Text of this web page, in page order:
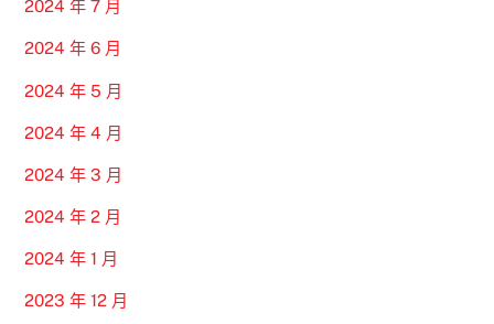
2024 年 7 月
2024 年 6 月
2024 年 5 月
2024 年 4 月
2024 年 3 月
2024 年 2 月
2024 年 1 月
2023 年 12 月